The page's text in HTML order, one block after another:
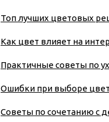
Топ лучших цветовых
Как цвет влияет на
Практичные советы по
Ошибки при выборе
Советы по сочетанию с